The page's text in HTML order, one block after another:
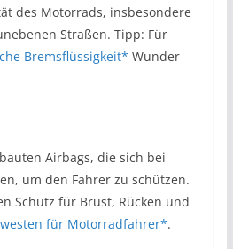
des Motorrads, insbesondere
Straßen. Tipp: Für
Bremsflüssigkeit* Wunder
Airbags, die sich bei
um den Fahrer zu schützen.
Schutz für Brust, Rücken und
für Motorradfahrer*.